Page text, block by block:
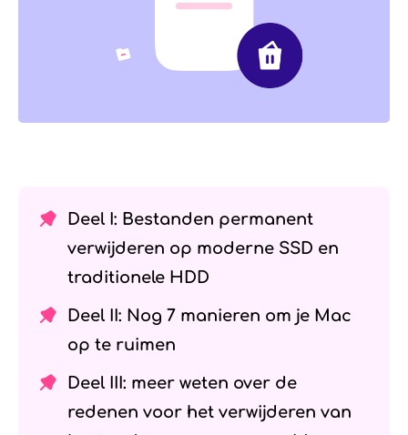
Deel I: Bestanden permanent
verwijderen op moderne SSD en
traditionele HDD
Deel II: Nog 7 manieren om je Mac
op te ruimen
Deel III: meer weten over de
redenen voor het verwijderen van